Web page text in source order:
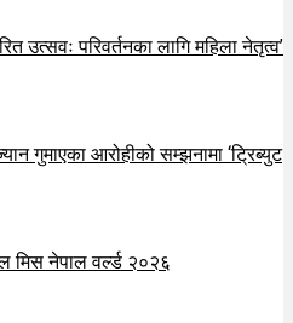
उत्सवः परिवर्तनका लागि महिला नेतृत्व’
गुमाएका आरोहीको सम्झनामा ‘ट्रिब्युट
मिस नेपाल वर्ल्ड २०२६